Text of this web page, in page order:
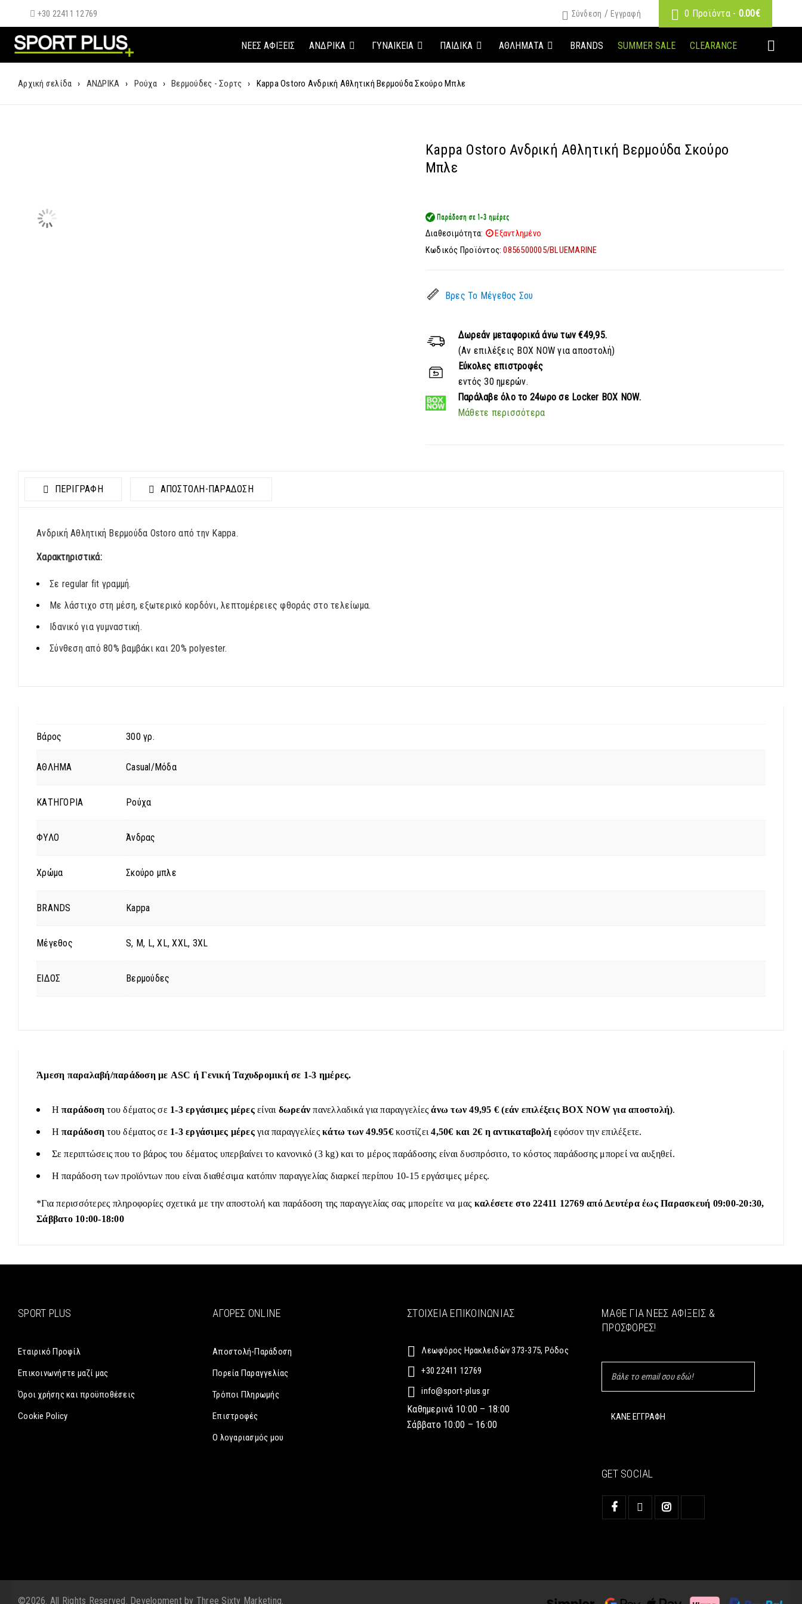
+30 22411 12769 0 Προϊόντα - 0.00€
Σύνδεση / Εγγραφή
ΝΈΕΣ ΑΦΊΞΕΙΣ ΑΝΔΡΙΚΑ ΓΥΝΑΙΚΕΙΑ ΠΑΙΔΙΚΑ ΑΘΛΗΜΑΤΑ BRANDS SUMMER SALE CLEARANCE
Αρχική σελίδα › ΑΝΔΡΙΚΑ › Ρούχα › Βερμούδες - Σορτς › Kappa Ostoro Ανδρική Αθλητική Βερμούδα Σκούρο Μπλε
Kappa Ostoro Ανδρική Αθλητική Βερμούδα Σκούρο
Μπλε
Διαθεσιμότητα:
Εξαντλημένο
Κωδικός Προϊόντος: 0856500005/BLUEMARINE
Βρες Το Μέγεθος Σου
Δωρεάν μεταφορικάάνω των €49,95.
(Αν επιλέξεις BOX NOW για αποστολή)
Εύκολες επιστροφές
εντός 30 ημερών.
Παράλαβεόλο το 24ωρο σε Locker BOX NOW.
Μάθετε περισσότερα
ΠΕΡΙΓΡΑΦΗ ΑΠΟΣΤΟΛΉ-ΠΑΡΆΔΟΣΗ
Ανδρική Αθλητική Βερμούδα Ostoro από την Kappa.
Χαρακτηριστικά:
Σε regular fit γραμμή.
Με λάστιχο στη μέση, εξωτερικό κορδόνι, λεπτομέρειες φθοράς στο τελείωμα.
Ιδανικό για γυμναστική.
Σύνθεση από 80% βαμβάκι και 20% polyester.
Βάρος 300 γρ.
ΑΘΛΗΜΑ Casual/Μόδα
ΚΑΤΗΓΟΡΙΑ Ρούχα
ΦΥΛΟ Άνδρας
Χρώμα Σκούρο μπλε
BRANDS Kappa
Μέγεθος S, M, L, XL, XXL, 3XL
ΕΙΔΟΣ Βερμούδες
Άμεση παραλαβή/παράδοση με ASC ή Γενική Ταχυδρομική σε 1-3 ημέρες.
Ηπαράδοση του δέματος σε 1-3 εργάσιμες μέρεςείναι δωρεάν πανελλαδικά για παραγγελίεςάνω των 49,95 € (εάν επιλέξεις BOX NOW για αποστολή).
Ηπαράδοση του δέματος σε 1-3 εργάσιμες μέρεςγια παραγγελίεςκάτω των 49.95€κοστίζει4,50€ και 2€ η αντικαταβολή εφόσον την επιλέξετε.
Σε περιπτώσεις που το βάρος του δέματος υπερβαίνει το κανονικό (3 kg) και το μέρος παράδοσης είναι δυσπρόσιτο, το κόστος παράδοσης μπορεί να αυξηθεί.
Η παράδοση των προϊόντων που είναι διαθέσιμα κατόπιν παραγγελίας διαρκεί περίπου 10-15 εργάσιμες μέρες.
*Για περισσότερες πληροφορίες σχετικά με την αποστολή και παράδοση της παραγγελίας σας μπορείτε να μας καλέσετε στο 22411 12769 από Δευτέρα έως Παρασκευή 09:00-20:30,
Σάββατο 10:00-18:00
SPORT PLUS
Εταιρικό Προφίλ
Επικοινωνήστε μαζί μας
Όροι χρήσης και προϋποθέσεις
Cookie Policy
ΑΓΟΡΈΣ ONLINE
Αποστολή-Παράδοση
Πορεία Παραγγελίας
Τρόποι Πληρωμής
Επιστροφές
Ο λογαριασμός μου
ΣΤΟΙΧΕΊΑ ΕΠΙΚΟΙΝΩΝΊΑΣ
Λεωφόρος Ηρακλειδών 373-375, Ρόδος
+30 22411 12769
info@sport-plus.gr
Καθημερινά 10:00 – 18:00
Σάββατο 10:00 – 16:00
ΜΆΘΕ ΓΙΑ ΝΈΕΣ ΑΦΊΞΕΙΣ &
ΠΡΟΣΦΟΡΈΣ!
GET SOCIAL
©2026. All Rights Reserved. Development by Three Sixty Marketing.